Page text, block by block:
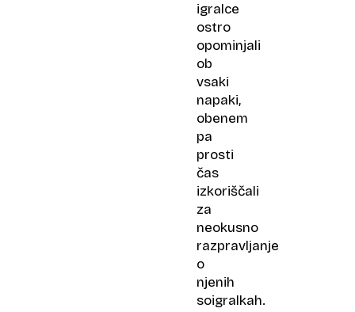
igralce
ostro
opominjali
ob
vsaki
napaki,
obenem
pa
prosti
čas
izkoriščali
za
neokusno
razpravljanje
o
njenih
soigralkah.